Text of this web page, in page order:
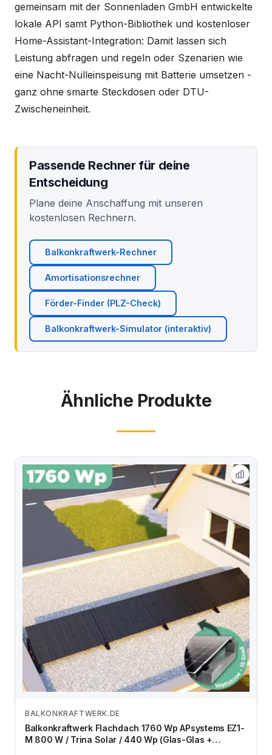
gemeinsam mit der Sonnenladen GmbH entwickelte
lokale API samt Python-Bibliothek und kostenloser
Home-Assistant-Integration: Damit lassen sich
Leistung abfragen und regeln oder Szenarien wie
eine Nacht-Nulleinspeisung mit Batterie umsetzen -
ganz ohne smarte Steckdosen oder DTU-
Zwischeneinheit.
Passende Rechner für deine
Entscheidung
Plane deine Anschaffung mit unseren
kostenlosen Rechnern.
Balkonkraftwerk-Rechner
Amortisationsrechner
Förder-Finder (PLZ-Check)
Balkonkraftwerk-Simulator (interaktiv)
Ähnliche Produkte
Zum Angebot
BALKONKRAFTWERK.DE
Balkonkraftwerk Flachdach 1760 Wp APsystems EZ1-
M 800 W / Trina Solar / 440 Wp (Glas-Glas +